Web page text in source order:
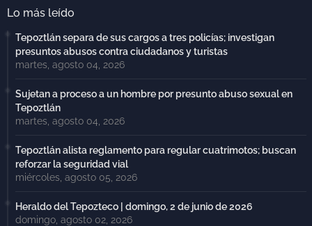
Lo más leído
Tepoztlán separa de sus cargos a tres policías; investigan
presuntos abusos contra ciudadanos y turistas
martes, agosto 04, 2026
Sujetan a proceso a un hombre por presunto abuso sexual en
Tepoztlán
martes, agosto 04, 2026
Tepoztlán alista reglamento para regular cuatrimotos; buscan
reforzar la seguridad vial
miércoles, agosto 05, 2026
Heraldo del Tepozteco | domingo, 2 de junio de 2026
domingo, agosto 02, 2026